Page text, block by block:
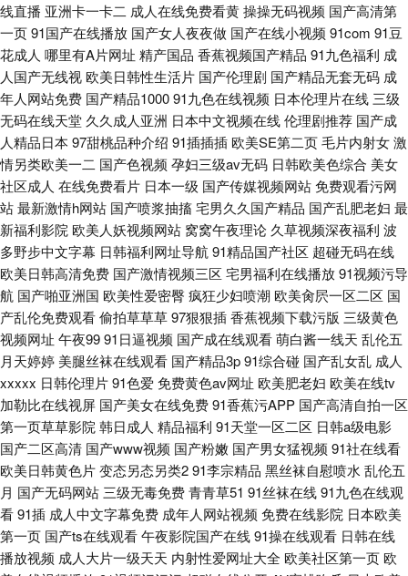
线直播 亚洲卡一卡二 成人在线免费看黄操操无码视频 国产高清第
一页91国产在线播放 国产女人夜夜做 国产在线小视频 91com 91豆
花成人 哪里有A片网址 精产国品 香蕉视频国产精品 91九色福利 成
人国产无线视 欧美日韩性生活片 国产伦理剧 国产精品无套无码 成
年人网站免费 国产精品100091九色在线视频 日本伦理片在线 三级
无码在线天堂 久久成人亚洲 日本中文视频在线伦理剧推荐 国产成
人精品日本 97甜桃品种介绍 91插插插 欧美SE第二页毛片内射女激
情另类欧美一二 国产色视频 孕妇三级av无码 日韩欧美色综合 美女
社区成人 在线免费看片 日本一级 国产传媒视频网站免费观看污网
站最新激情h网站 国产喷浆抽搐宅男久久国产精品 国产乱肥老妇 最
新福利影院 欧美人妖视频网站 窝窝午夜理论 久草视频深夜福利 波
多野步中文字幕 日韩福利网址导航 91精品国产社区 超碰无码在线
欧美日韩高清免费 国产激情视频三区 宅男福利在线播放91视频污导
航 国产啪亚洲国 欧美性爱密臀疯狂少妇喷潮 欧美肏屄一区二区 国
产乱伦免费观看偷拍草草草97狠狠插香蕉视频下载污版 三级黄色
视频网址 午夜9991日逼视频 国产成在线观看萌白酱一线天 乱伦五
月天婷婷 美腿丝袜在线观看 国产精品3p91综合碰 国产乱女乱 成人
xxxxx 日韩伦理片91色爱免费黄色av网址 欧美肥老妇 欧美在线tv
加勒比在线视屏 国产美女在线免费91香蕉污APP 国产高清自拍一区
第一页草草影院 韩日成人 精品福利 91天堂一区二区 日韩a级电影
国产二区高清 国产www视频 国产粉嫩 国产男女猛视频 91社在线看
欧美日韩黄色片变态另态另类291李宗精品 黑丝袜自慰喷水 乱伦五
月 国产无码网站 三级无毒免费青青草51 91丝袜在线91九色在线观
看91插 成人中文字幕免费 成年人网站视频 免费在线影院 日本欧美
第一页 国产ts在线观看午夜影院国产在线91操在线观看 日韩在线
播放视频 成人大片一级天天 内射性爱网址大全 欧美社区第一页 欧